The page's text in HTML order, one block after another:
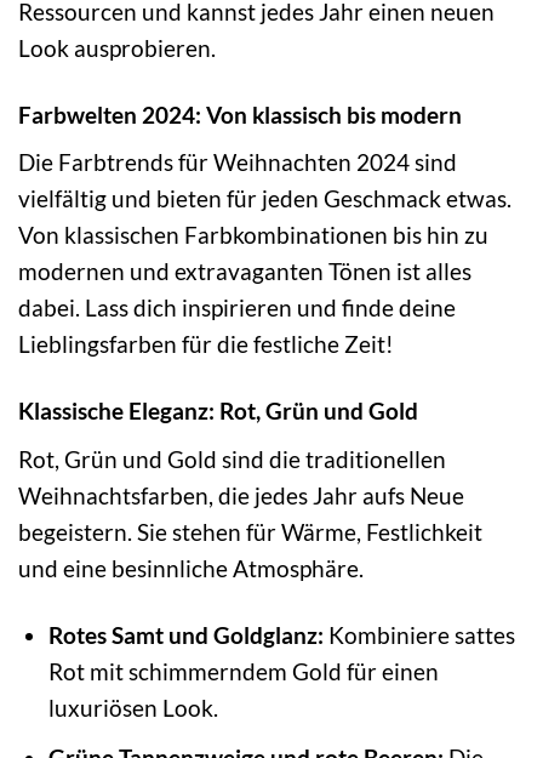
Ressourcen und kannst jedes Jahr einen neuen
Look ausprobieren.
Farbwelten 2024: Von klassisch bis modern
Die Farbtrends für Weihnachten 2024 sind
vielfältig und bieten für jeden Geschmack etwas.
Von klassischen Farbkombinationen bis hin zu
modernen und extravaganten Tönen ist alles
dabei. Lass dich inspirieren und finde deine
Lieblingsfarben für die festliche Zeit!
Klassische Eleganz: Rot, Grün und Gold
Rot, Grün und Gold sind die traditionellen
Weihnachtsfarben, die jedes Jahr aufs Neue
begeistern. Sie stehen für Wärme, Festlichkeit
und eine besinnliche Atmosphäre.
Rotes Samt und Goldglanz: Kombiniere sattes
Rot mit schimmerndem Gold für einen
luxuriösen Look.